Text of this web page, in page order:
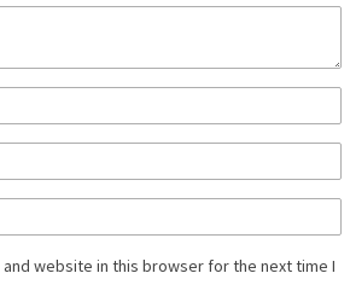
and website in this browser for the next time I